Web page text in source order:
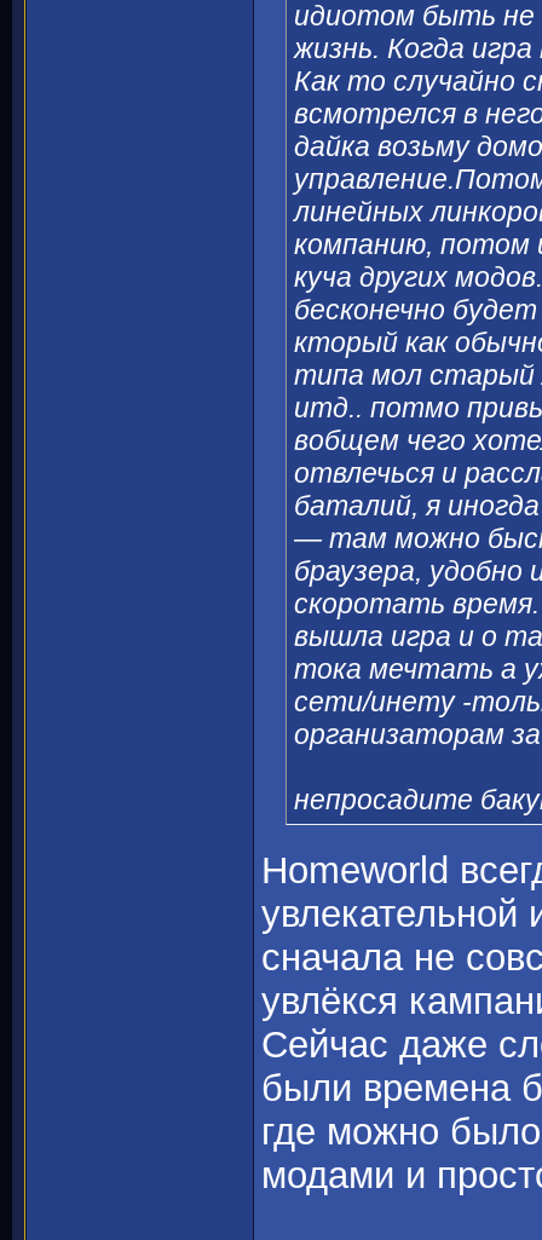
идиотом быть не
жизнь. Когда
Как то случайно
всмотрелся в
дайка возьму
линейных
компанию, потом
куча других
бесконечно
кторый как
типа мол старый
итд.. потмо
вобщем чего
отвлечься и
баталий, я
— там можно
браузера, удобно
скоротать
вышла игра и о
тока мечтать а
сети/инету -
организаторам
непросадите
Homeworld
увлекательной
сначала не
увлёкся
Сейчас даже
были времена
где можно было
модами и